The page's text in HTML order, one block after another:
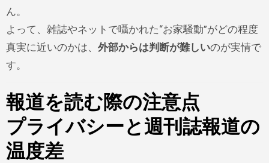
ん。
よって、雑誌やネットで囁かれた“お家騒動”がどの程度
真実に近いのかは、 外部からは判断が難しいのが実情で
す。
報道を読む際の注意点
プライバシーと週刊誌報道の
温度差